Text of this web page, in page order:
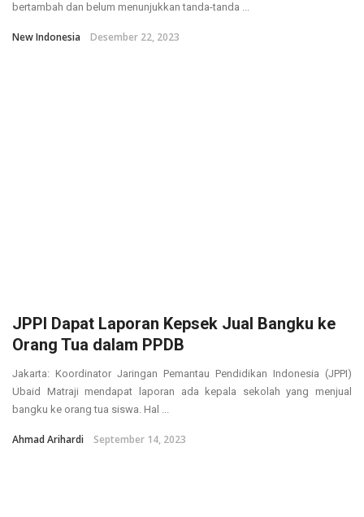
bertambah dan belum menunjukkan tanda-tanda ...
New Indonesia Desember 22, 2023
JPPI Dapat Laporan Kepsek Jual Bangku ke
Orang Tua dalam PPDB
Jakarta: Koordinator Jaringan Pemantau Pendidikan Indonesia (JPPI)
Ubaid Matraji mendapat laporan ada kepala sekolah yang menjual
bangku ke orang tua siswa. Hal ...
Ahmad Arihardi September 14, 2023